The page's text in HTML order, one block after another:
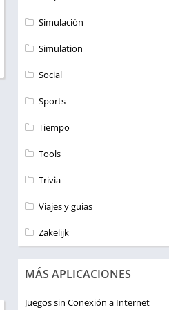
Simulación
Simulation
Social
Sports
Tiempo
Tools
Trivia
Viajes y guías
Zakelijk
MÁS APLICACIONES
Juegos sin Conexión a Internet